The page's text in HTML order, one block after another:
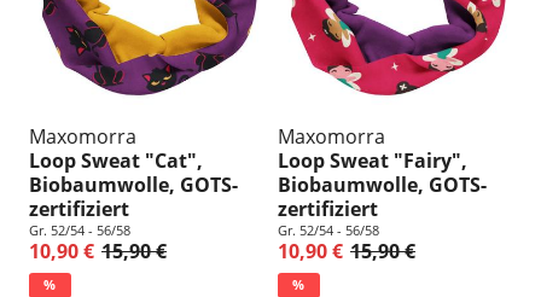
Maxomorra
Loop Sweat "Cat",
Biobaumwolle, GOTS-
zertifiziert
Gr. 52/54 - 56/58
10,90 € 15,90 €
%
Maxomorra
Loop Sweat "Fairy",
Biobaumwolle, GOTS-
zertifiziert
Gr. 52/54 - 56/58
10,90 € 15,90 €
%